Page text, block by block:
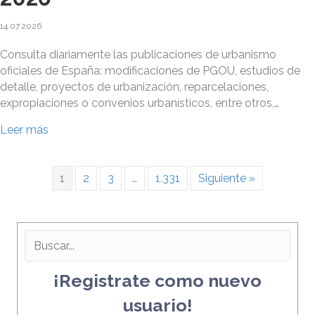
14.07.2026
Consulta diariamente las publicaciones de urbanismo
oficiales de España: modificaciones de PGOU, estudios de
detalle, proyectos de urbanización, reparcelaciones,
expropiaciones o convenios urbanísticos, entre otros,…
Leer más
1 2 3 … 1.331 Siguiente »
¡Registrate como nuevo
usuario!